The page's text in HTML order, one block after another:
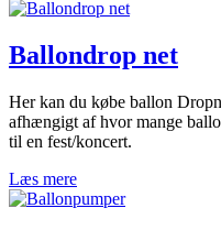
Ballondrop net
Her kan du købe ballon
afhængigt af hvor mange
til en fest/koncert.
Læs mere